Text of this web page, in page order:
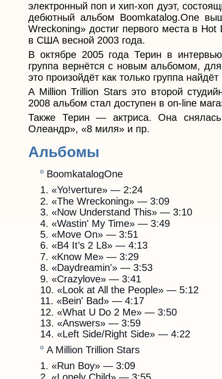
электронный поп и хип-хоп дуэт,
дебютный альбом Boomkatalog.One
Wreckoning» достиг первого места в
в США весной 2003 года.
В октябре 2005 года Терин в
группа вернётся с новым альбомом,
это произойдёт как только группа
A Million Trillion Stars это второй
2008 альбом стал доступен в on-line
Также Терин — актриса. Она
Олеандр», «8 миля» и пр.
Альбомы
BoomkatalogOne
«Yo!verture» — 2:24
«The Wreckoning» — 3:09
«Now Understand This» — 3:10
«Wastin' My Time» — 3:49
«Move On» — 3:51
«B4 It’s 2 L8» — 4:13
«Know Me» — 3:29
«Daydreamin'» — 3:53
«Crazylove» — 3:41
«Look at All the People» — 5:12
«Bein' Bad» — 4:17
«What U Do 2 Me» — 3:50
«Answers» — 3:59
«Left Side/Right Side» — 4:22
A Million Trillion Stars
«Run Boy» — 3:09